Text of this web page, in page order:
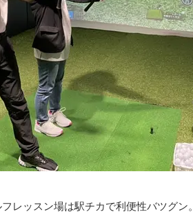
レッスン場は駅チカで利便性バツグン。